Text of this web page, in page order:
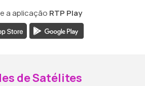
a aplicação RTP Play
de Satélites